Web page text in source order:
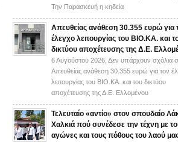
Την Παρασκευή η κηδεία
Απευθείας ανάθεση 30.355 ευρώ για
έλεγχο λειτουργίας του ΒΙΟ.ΚΑ. και
δικτύου αποχέτευσης της Δ.Ε.
6 Αυγούστου 2026, Δεν υπάρχουν σχόλια
Απευθείας ανάθεση 30.355 ευρώ για τον
λειτουργίας του ΒΙΟ.ΚΑ. και του δικτύου
αποχέτευσης της Δ.Ε. Ελλομένου
Τελευταίο «αντίο» στον σπουδαίο
Χαλκιά πού συνέδεσε την τέχνη με
αγώνες και τους πόθους του λαού